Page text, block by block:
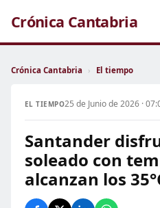
Crónica Cantabria
Crónica Cantabria › El tiempo
EL TIEMPO25 de Junio de 2026 ·
Santander
soleado con
alcanzan los